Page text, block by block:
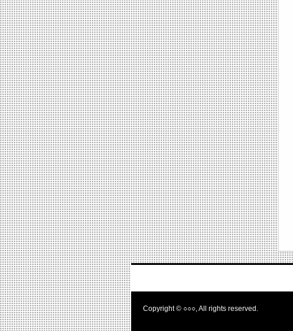
Copyright © ○○○, All rights reserved.